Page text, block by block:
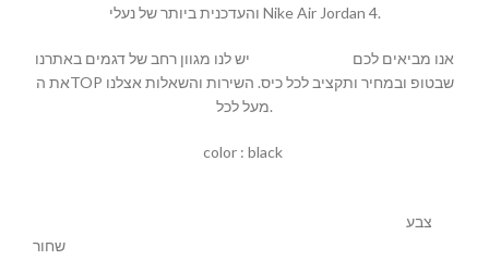
והעדכנית ביותר של נעלי Nike Air Jordan 4.
את הTOP שבטופ ובמחיר ותקציב לכל כיס. השירות והשאלות אצלנו
מעל לכל.
color : black
שחור